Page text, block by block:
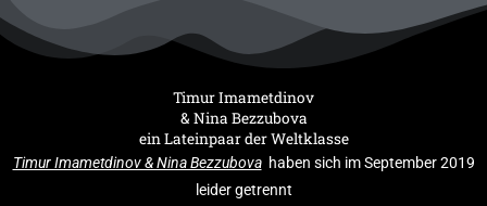
Timur Imametdinov
& Nina Bezzubova
ein Lateinpaar der Weltklasse
Timur Imametdinov & Nina Bezzubovahaben sich im September 2019
leider getrennt